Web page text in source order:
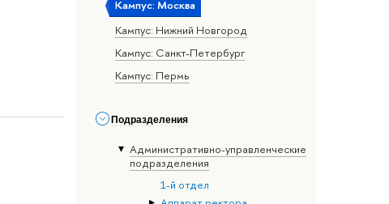
Кампус: Москва
Кампус: Нижний Новгород
Кампус: Санкт-Петербург
Кампус: Пермь
Подразделения
Административно-управленческие
подразделения
1-й отдел